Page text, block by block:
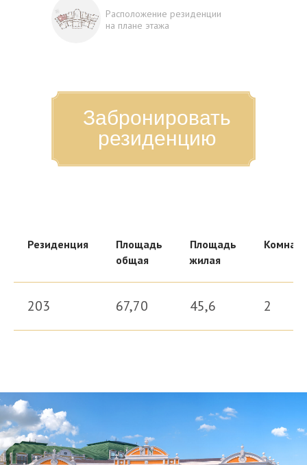
Здесь царит атмосфера
головокружительные виды на
Расположение резиденции
на плане этажа
Забронировать
резиденцию
Резиденция
Площадь
общая
Площадь
жилая
Комнат
203 67,70 45,6 2